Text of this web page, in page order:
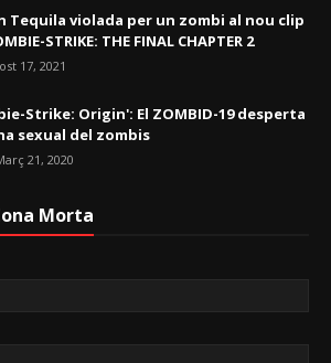
Tequila violada per un zombi al nou clip
STRIKE: THE FINAL CHAPTER 2
17, 2021
Strike: Origin': El ZOMBID-19 desperta
sexual del zombis
21, 2020
Morta